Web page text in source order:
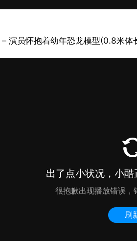
– 演员怀抱着幼年恐龙模型(0.8米体